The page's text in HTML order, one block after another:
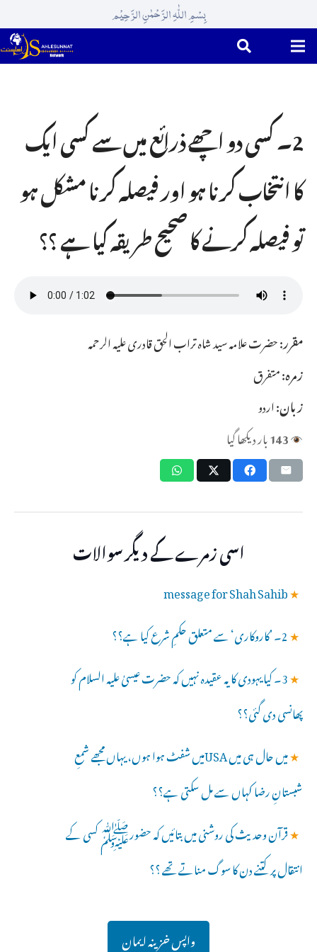
بِسْمِ اللّٰہِ الرَّحْمٰنِ الرَّحِیْم
2۔ کسی دو اچھے ذرائع میں سے کسی ایک
کا انتخاب کرنا ہو اور فیصلہ کرنا مشکل ہو
تو فیصلہ کرنے کا صحیح طریقہ کیا ہے ؟؟
مقرر:حضرت علامہ سید شاہ تراب الحق قادری علیہ الرحمہ
زمرہ:متفرق
زبان:اردو
143بار دیکھا گیا
اسی زمرے کے دیگر سوالات
★
message for Shah Sahib
★2۔ ’کاروکاری‘ سے متعلق حکمِ شرع کیا ہے؟؟
★ 3۔ کیا یہودی کا یہ عقیدہ نہیں کہ حضرت عیسیٰ علیہ السلام کو
پھانسی دی گئی؟؟
★
میں حال ہی میں USAمیں شفٹ ہوا ہوں، یہاں مجھے شمعِ
شبستانِ رضا کہاں سے مل سکتی ہے؟؟
★قرآن وحدیث کی روشنی میں بتائیں کہ حضورﷺ کسی کے
انتقال پر کتنے دن کا سوگ مناتے تھے ؟؟
واپس خزینہ ایمان